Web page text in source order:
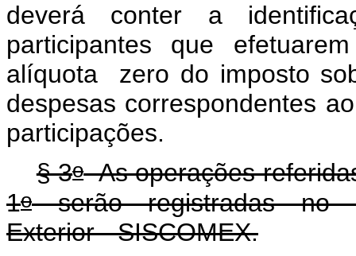
deverá conter a
participantes que
alíquota zero do imposto
despesas correspondentes
participações.
§ 3oAs operações
1oserão registradas no
Exterior - SISCOMEX.